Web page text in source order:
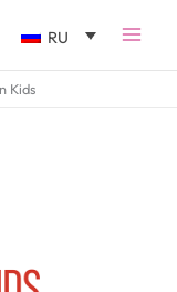
RU
Kids